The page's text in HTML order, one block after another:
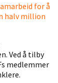
for å
halv million
Ved å tilby
medlemmer